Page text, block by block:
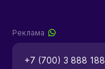
Реклама
+7 (700) 3 888 188